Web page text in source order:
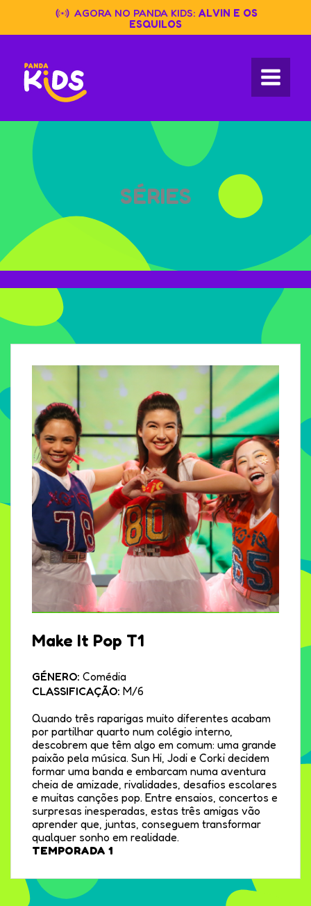
content
AGORA NO PANDA KIDS: ALVIN E OS
ESQUILOS
SÉRIES
Make It Pop T1
GÉNERO: Comédia
CLASSIFICAÇÃO: M/6
Quando três raparigas muito diferentes acabam
por partilhar quarto num colégio interno,
descobrem que têm algo em comum: uma grande
paixão pela música. Sun Hi, Jodi e Corki decidem
formar uma banda e embarcam numa aventura
cheia de amizade, rivalidades, desafios escolares
e muitas canções pop. Entre ensaios, concertos e
surpresas inesperadas, estas três amigas vão
aprender que, juntas, conseguem transformar
qualquer sonho em realidade.
TEMPORADA 1